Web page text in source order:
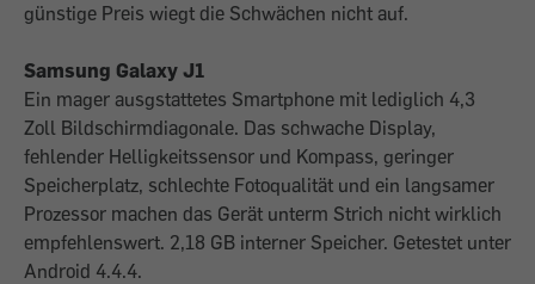
günstige Preis wiegt die Schwächen nicht auf.
Samsung Galaxy J1
Ein mager ausgstattetes Smartphone mit lediglich 4,3
Zoll Bildschirmdiagonale. Das schwache Display,
fehlender Helligkeitssensor und Kompass, geringer
Speicherplatz, schlechte Fotoqualität und ein langsamer
Prozessor machen das Gerät unterm Strich nicht wirklich
empfehlenswert. 2,18 GB interner Speicher. Getestet unter
Android 4.4.4.